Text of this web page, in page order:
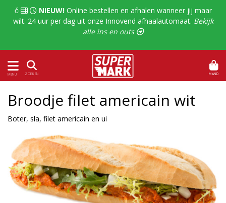
   NIEUW!Online bestellen en afhalen wanneer jij maar
wilt. 24 uur per dag uit onze Innovend afhaalautomaat. Bekijk
alle ins en outs 
MENU ZOEKEN MAND
Broodje filet americain wit
Boter, sla, filet americain en ui